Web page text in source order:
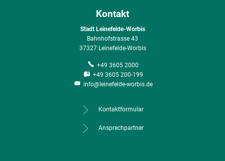
Kontakt
Stadt Leinefelde-Worbis
Bahnhofstrasse 43
37327 Leinefelde-Worbis
+49 3605 2000
+49 3605 200-199
info@leinefelde-worbis.de
Kontaktformular
Ansprechpartner